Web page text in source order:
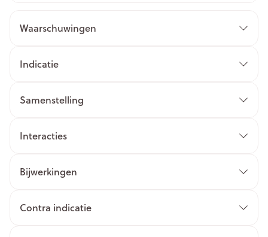
Waarschuwingen
Indicatie
Samenstelling
Interacties
Bijwerkingen
Contra indicatie